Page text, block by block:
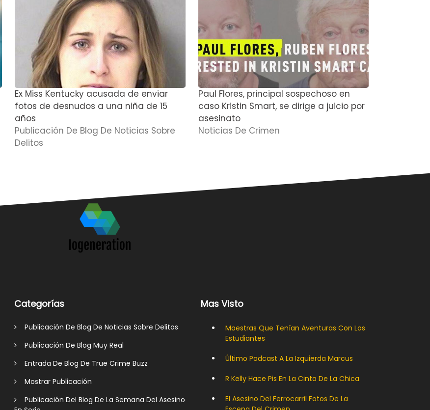
Ex Miss Kentucky acusada de enviar
fotos de desnudos a una niña de 15
años
Publicación De Blog De Noticias Sobre
Delitos
Paul Flores, principal sospechoso en
caso Kristin Smart, se dirige a juicio por
asesinato
Noticias De Crimen
Categorías
Publicación De Blog De Noticias Sobre Delitos
Publicación De Blog Muy Real
Entrada De Blog De True Crime Buzz
Mostrar Publicación
Publicación Del Blog De La Semana Del Asesino
Mas Visto
Maestras Que Tenían Aventuras Con Los
Estudiantes
Último Podcast A La Izquierda Marcus
R Kelly Hace Pis En La Cinta De La Chica
El Asesino Del Ferrocarril Fotos De La